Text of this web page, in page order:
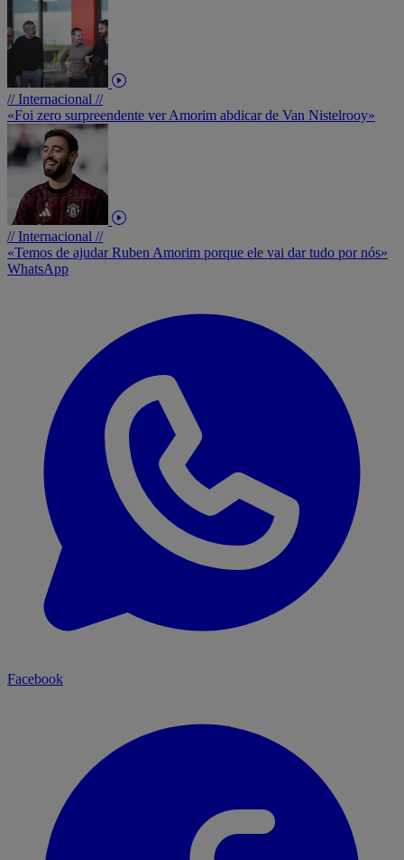
// Internacional //
«Foi zero surpreendente ver Amorim abdicar de Van Nistelrooy»
// Internacional //
«Temos de ajudar Ruben Amorim porque ele vai dar tudo por nós»
WhatsApp
Facebook